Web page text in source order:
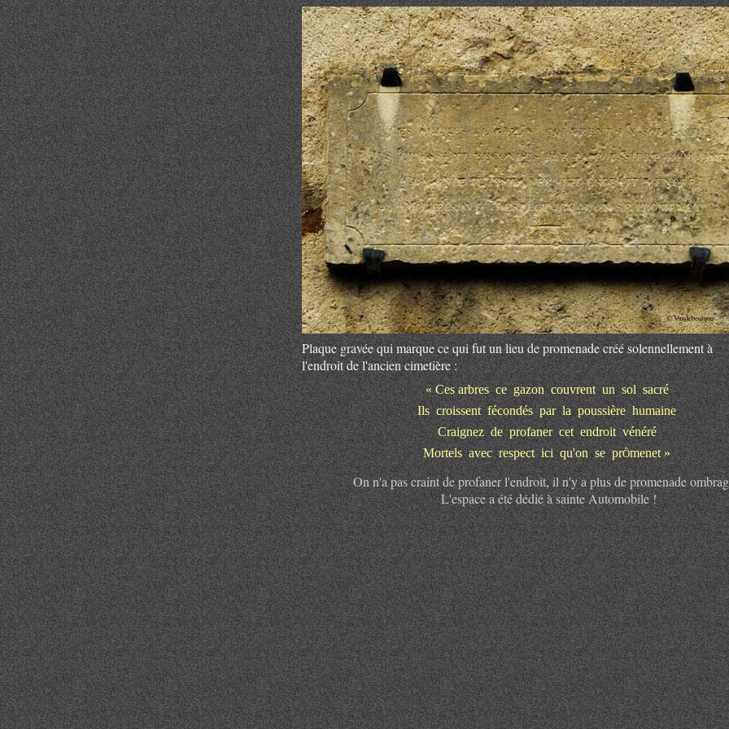
Plaque gravée qui marque ce qui fut un lieu de promenade créé solennellement à
l'endroit de l'ancien cimetière :
« Ces arbres ce gazon couvrent un sol sacré
Ils croissent fécondés par la poussière humaine
Craignez de profaner cet endroit vénéré
Mortels avec respect ici qu'on se prÔmenet »
On n'a pas craint de profaner l'endroit, il n'y a plus de promenade
L'espace a été dédié à sainte Automobile !